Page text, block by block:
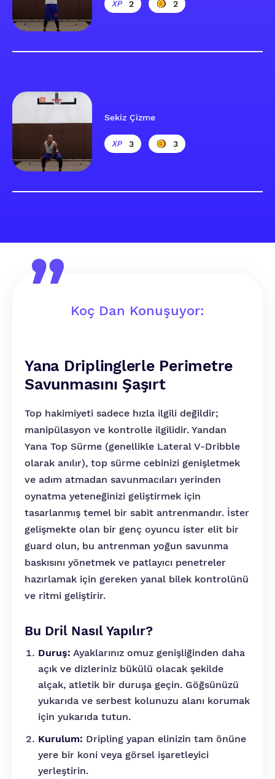
2 2
Sekiz Çizme
3 3
Koç Dan Konuşuyor:
Yana Driplinglerle Perimetre
Savunmasını Şaşırt
Top hakimiyeti sadece hızla ilgili değildir;
manipülasyon ve kontrolle ilgilidir. Yandan
Yana Top Sürme (genellikle Lateral V-Dribble
olarak anılır), top sürme cebinizi genişletmek
ve adım atmadan savunmacıları yerinden
oynatma yeteneğinizi geliştirmek için
tasarlanmış temel bir sabit antrenmandır. İster
gelişmekte olan bir genç oyuncu ister elit bir
guard olun, bu antrenman yoğun savunma
baskısını yönetmek ve patlayıcı penetreler
hazırlamak için gereken yanal bilek kontrolünü
ve ritmi geliştirir.
Bu Dril Nasıl Yapılır?
Duruş: Ayaklarınız omuz genişliğinden daha
açık ve dizleriniz bükülü olacak şekilde
alçak, atletik bir duruşa geçin. Göğsünüzü
yukarıda ve serbest kolunuzu alanı korumak
için yukarıda tutun.
Kurulum: Dripling yapan elinizin tam önüne
yere bir koni veya görsel işaretleyici
yerleştirin.